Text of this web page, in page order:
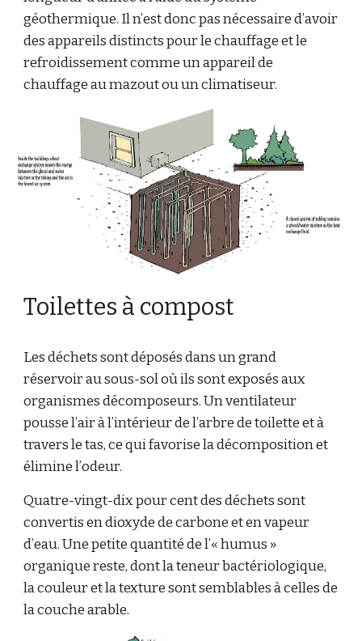
géothermique. Il n’est donc pas nécessaire d’avoir
des appareils distincts pour le chauffage et le
refroidissement comme un appareil de
chauffage au mazout ou un climatiseur.
Toilettes à compost
Les déchets sont déposés dans un grand
réservoir au sous-sol où ils sont exposés aux
organismes décomposeurs. Un ventilateur
pousse l’air à l’intérieur de l’arbre de toilette et à
travers le tas, ce qui favorise la décomposition et
élimine l’odeur.
Quatre-vingt-dix pour cent des déchets sont
convertis en dioxyde de carbone et en vapeur
d’eau. Une petite quantité de l’« humus »
organique reste, dont la teneur bactériologique,
la couleur et la texture sont semblables à celles de
la couche arable.